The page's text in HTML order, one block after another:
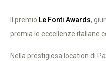
Il premio Le Fonti Awards,
premia le eccellenze italiane
Nella prestigiosa location di